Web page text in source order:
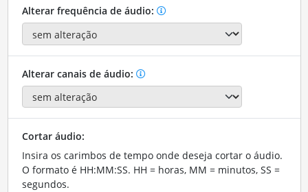
Alterar frequência de áudio:
Alterar canais de áudio:
Cortar áudio:
Insira os carimbos de tempo onde deseja cortar o áudio.
O formato é HH:MM:SS. HH = horas, MM = minutos, SS =
segundos.